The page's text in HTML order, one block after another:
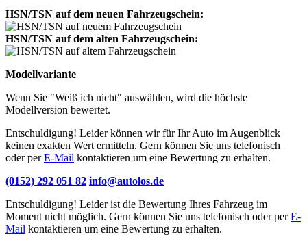
HSN/TSN auf dem neuen Fahrzeugschein:
HSN/TSN auf dem alten Fahrzeugschein:
Modellvariante
Wenn Sie "Weiß ich nicht" auswählen, wird die höchste
Modellversion bewertet.
Entschuldigung! Leider können wir für Ihr Auto im Augenblick
keinen exakten Wert ermitteln. Gern können Sie uns telefonisch
oder perE-Mail kontaktieren um eine Bewertung zu erhalten.
(0152) 292 051 82 info@autolos.de
Entschuldigung! Leider ist die Bewertung Ihres Fahrzeug im
Moment nicht möglich. Gern können Sie uns telefonisch oder perE-
Mail kontaktieren um eine Bewertung zu erhalten.